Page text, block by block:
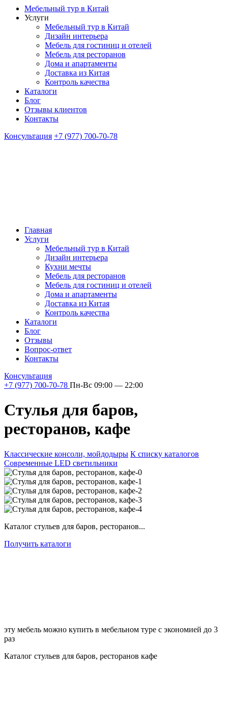
Мебельный тур в Китай
Услуги
Мебельный тур в Китай
Дизайн интерьера
Мебель для гостиниц и отелей
Мебель для ресторанов
Дома и апартаменты
Доставка из Китая
Контроль качества
Каталоги
Блог
Отзывы клиентов
Контакты
Консультация +7 (977) 700-70-78
Главная
Услуги
Мебельный тур в Китай
Дизайн интерьера
Кухни мечты
Мебель для ресторанов
Мебель для гостиниц и отелей
Дома и апартаменты
Доставка из Китая
Контроль качества
Каталоги
Блог
Отзывы
Вопрос-ответ
Контакты
Консультация
+7 (977) 700-70-78 Пн-Вс 09:00 — 22:00
Стулья для баров,
ресторанов, кафе
Классические консоли, мойдодыры К списку каталогов
Современные LED светильники
Каталог стульев для баров, ресторанов...
Получить каталоги
эту мебель можно купить в мебельном туре с экономией до 3
раз
Каталог стульев для баров, ресторанов кафе